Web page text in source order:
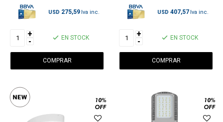
USD 275,59
+
- EN STOCK
USD 407,57
+
- EN STOCK